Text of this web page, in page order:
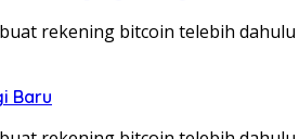
rekening bitcoin telebih dahulu
Baru